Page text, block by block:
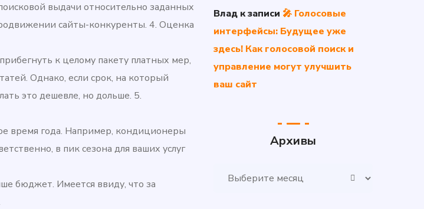
выдачи относительно заданных
сайты-конкуренты. 4. Оценка
к целому пакету платных мер,
Однако, если срок, на который
это дешевле, но дольше. 5.
время года. Например, кондиционеры
в пик сезона для ваших услуг
бюджет. Имеется ввиду, что за
Влад к записи 🎤 Голосовые
интерфейсы: Будущее уже
здесь! Как голосовой поиск и
управление могут улучшить
ваш сайт
Архивы
Архивы